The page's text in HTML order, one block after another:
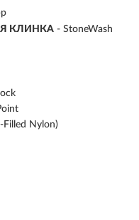
КЛИНКА - StoneWash
Filled Nylon)